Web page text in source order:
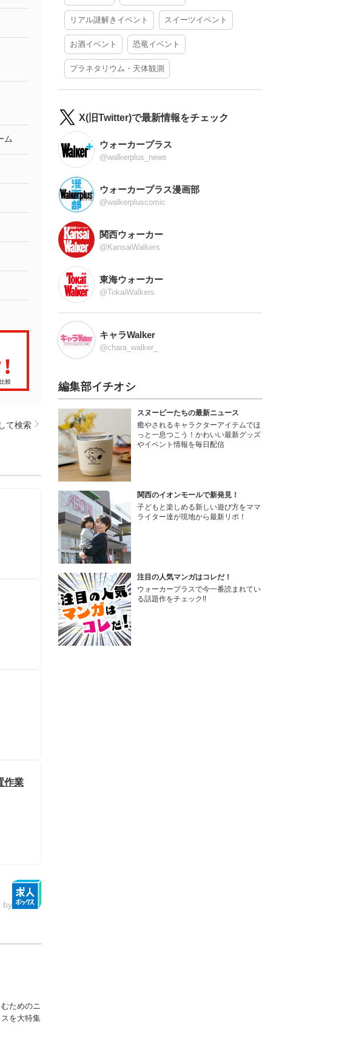
ム
て検索
作業
by
ためのニ
を大特集
リアル謎解きイベント スイーツイベント
お酒イベント 恐竜イベント
プラネタリウム・天体観測
X(旧Twitter)で最新情報をチェック
ウォーカープラス
@walkerplus_news
ウォーカープラス漫画部
@walkerpluscomic
関西ウォーカー
@KansaiWalkers
東海ウォーカー
@TokaiWalkers
キャラWalker
@chara_walker_
編集部イチオシ
スヌーピーたちの最新ニュース
癒やされるキャラクターアイテムでほ
っと一息つこう！かわいい最新グッズ
やイベント情報を毎日配信
関西のイオンモールで新発見！
子どもと楽しめる新しい遊び方をママ
ライター達が現地から最新リポ！
注目の人気マンガはコレだ！
ウォーカープラスで今一番読まれてい
る話題作をチェック!!